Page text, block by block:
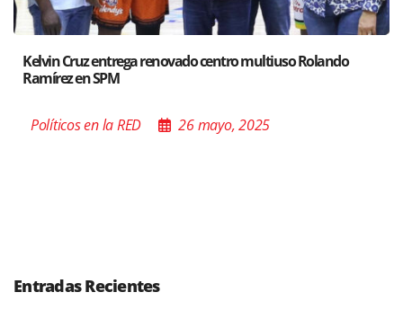
Santiago acoge exposición del Ministro de
Poder de las Buenas Palabras”
Políticos en la RED 26 mayo, 2025
Entradas Recientes